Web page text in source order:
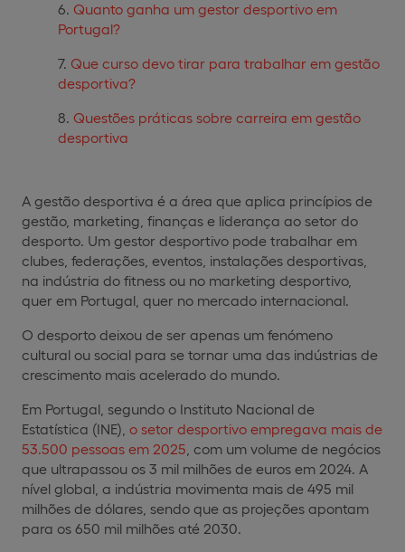
Quanto ganha um gestor desportivo em
Portugal?
Que curso devo tirar para trabalhar em gestão
desportiva?
Questões práticas sobre carreira em gestão
desportiva
A gestão desportiva é a área que aplica princípios de
gestão, marketing, finanças e liderança ao setor do
desporto. Um gestor desportivo pode trabalhar em
clubes, federações, eventos, instalações desportivas,
na indústria do fitness ou no marketing desportivo,
quer em Portugal, quer no mercado internacional.
O desporto deixou de ser apenas um fenómeno
cultural ou social para se tornar uma das indústrias de
crescimento mais acelerado do mundo.
Em Portugal, segundo o Instituto Nacional de
Estatística (INE), o setor desportivo empregava mais de
53.500 pessoas em 2025 , com um volume de negócios
que ultrapassou os 3 mil milhões de euros em 2024. A
nível global, a indústria movimenta mais de 495 mil
milhões de dólares, sendo que as projeções apontam
para os 650 mil milhões até 2030.